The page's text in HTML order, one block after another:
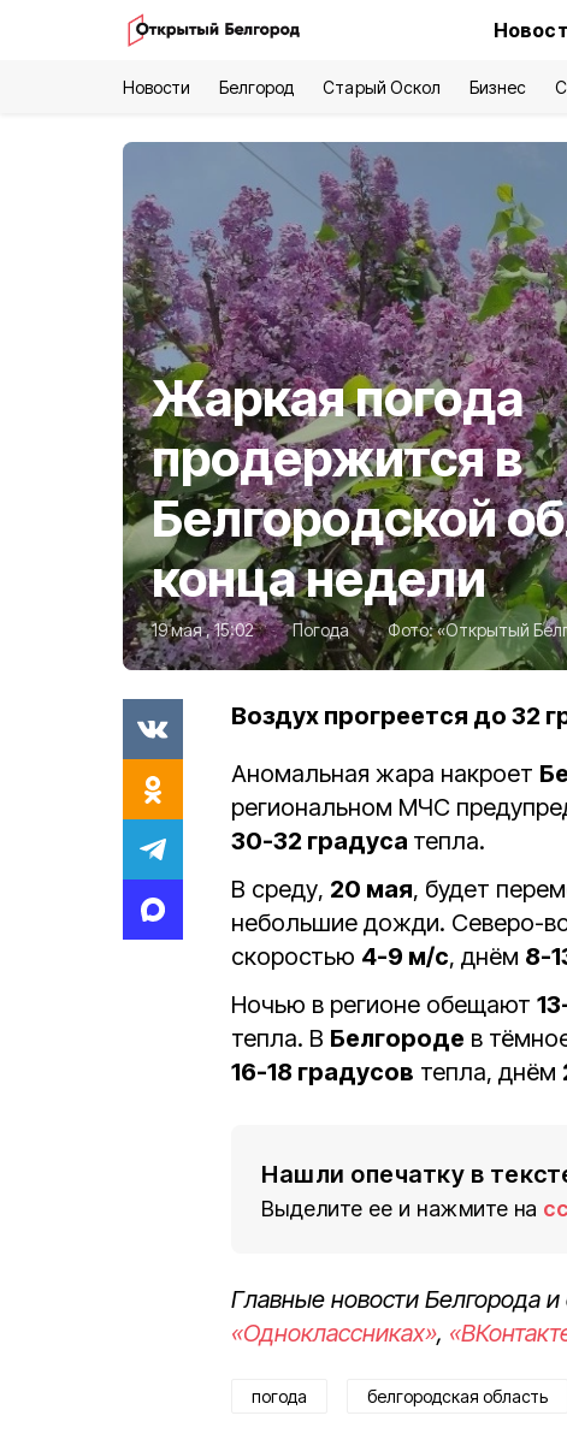
Новости Белгород Старый Оскол Бизнес
Жаркая погода
продержится в
Белгородской
конца недели
19 мая , 15:02 Погода Фото:«Открытый
Воздух прогреется до 32
Аномальная жара накроет
региональном МЧС
30-32 градуса тепла.
В среду, 20 мая, будет
небольшие дожди. Северо-
скоростью 4-9 м/с, днём 8-
Ночью в регионе обещают
тепла. В Белгороде в
16-18 градусов тепла, днём
Нашли опечатку в
Выделите ее и нажмите на
Главные новости Белгорода
«Одноклассниках»,
погода белгородская область